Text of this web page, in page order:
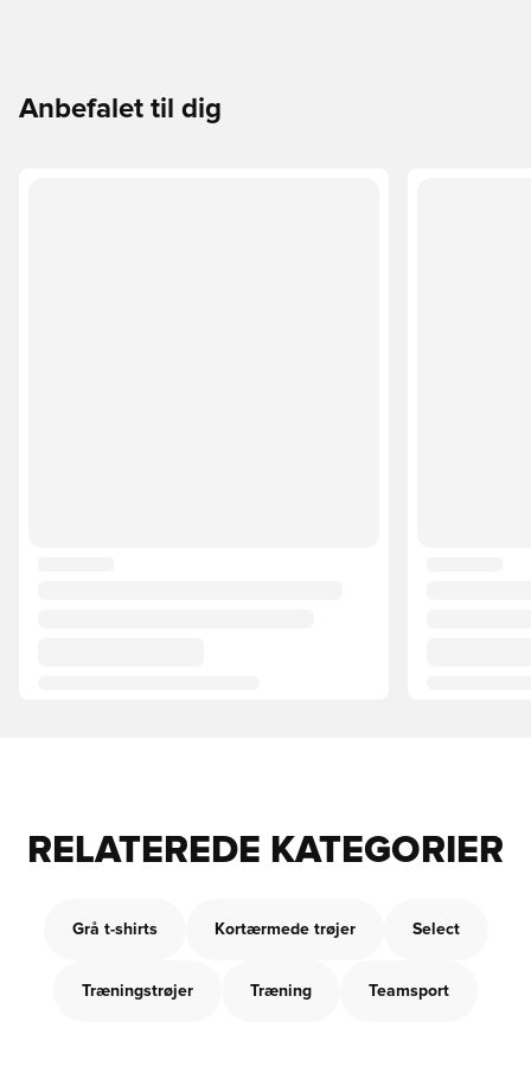
Anbefalet til dig
RELATEREDE KATEGORIER
Grå t-shirts Kortærmede trøjer Select
Træningstrøjer Træning Teamsport